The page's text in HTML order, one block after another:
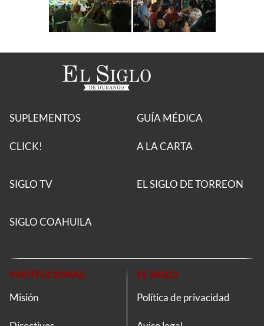
SUPLEMENTOS
CLICK!
GUÍA MÉDICA
A LA CARTA
SIGLO TV EL SIGLO DE TORREON
SIGLO COAHUILA
INSTITUCIONAL
Misión
EL SIGLO
Política de privacidad